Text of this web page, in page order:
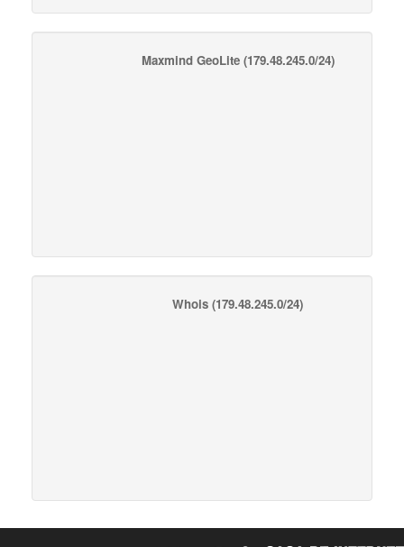
Maxmind GeoLite(179.48.245.0/24)
Whois (179.48.245.0/24)